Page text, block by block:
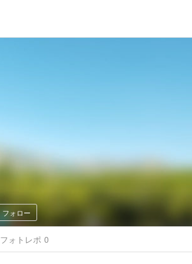
フォロー
フォトレポ 0